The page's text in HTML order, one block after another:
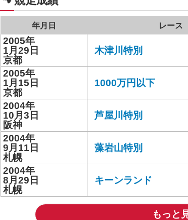
年月日 レース
2005年
1月29日
京都
木津川特別
2005年
1月15日
京都
1000万円以下
2004年
10月3日
阪神
芦屋川特別
2004年
9月11日
札幌
藻岩山特別
2004年
8月29日
札幌
キーンランド
もっと